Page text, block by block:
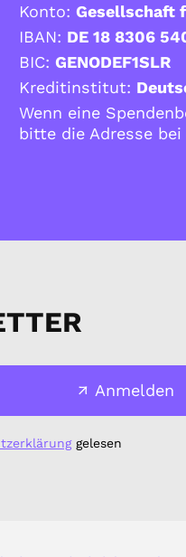
Konto: Gesellschaft
IBAN: DE 18 8306
BIC: GENODEF1SLR
Kreditinstitut:
Wenn eine
bitte die Adresse
Anmelden
gelesen